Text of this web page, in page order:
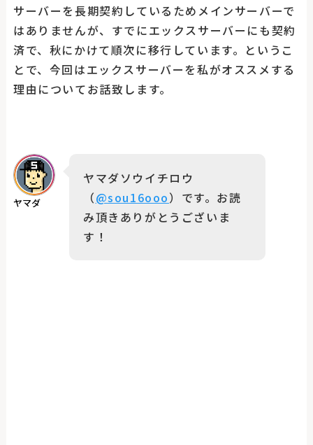
サーバーを長期契約しているためメインサーバーで
はありませんが、すでにエックスサーバーにも契約
済で、秋にかけて順次に移行しています。というこ
とで、今回はエックスサーバーを私がオススメする
理由についてお話致します。
ヤマダ
ヤマダソウイチロウ
（@sou16ooo）です。お読
み頂きありがとうございま
す！